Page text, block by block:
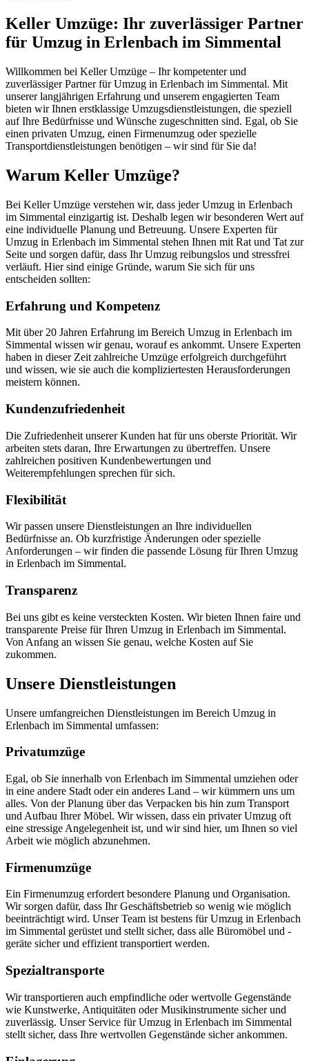
Keller Umzüge: Ihr zuverlässiger Partner
für Umzug in Erlenbach im Simmental
Willkommen bei Keller Umzüge – Ihr kompetenter und
zuverlässiger Partner für Umzug in Erlenbach im Simmental. Mit
unserer langjährigen Erfahrung und unserem engagierten Team
bieten wir Ihnen erstklassige Umzugsdienstleistungen, die speziell
auf Ihre Bedürfnisse und Wünsche zugeschnitten sind. Egal, ob Sie
einen privaten Umzug, einen Firmenumzug oder spezielle
Transportdienstleistungen benötigen – wir sind für Sie da!
Warum Keller Umzüge?
Bei Keller Umzüge verstehen wir, dass jeder Umzug in Erlenbach
im Simmental einzigartig ist. Deshalb legen wir besonderen Wert auf
eine individuelle Planung und Betreuung. Unsere Experten für
Umzug in Erlenbach im Simmental stehen Ihnen mit Rat und Tat zur
Seite und sorgen dafür, dass Ihr Umzug reibungslos und stressfrei
verläuft. Hier sind einige Gründe, warum Sie sich für uns
entscheiden sollten:
Erfahrung und Kompetenz
Mit über 20 Jahren Erfahrung im Bereich Umzug in Erlenbach im
Simmental wissen wir genau, worauf es ankommt. Unsere Experten
haben in dieser Zeit zahlreiche Umzüge erfolgreich durchgeführt
und wissen, wie sie auch die kompliziertesten Herausforderungen
meistern können.
Kundenzufriedenheit
Die Zufriedenheit unserer Kunden hat für uns oberste Priorität. Wir
arbeiten stets daran, Ihre Erwartungen zu übertreffen. Unsere
zahlreichen positiven Kundenbewertungen und
Weiterempfehlungen sprechen für sich.
Flexibilität
Wir passen unsere Dienstleistungen an Ihre individuellen
Bedürfnisse an. Ob kurzfristige Änderungen oder spezielle
Anforderungen – wir finden die passende Lösung für Ihren Umzug
in Erlenbach im Simmental.
Transparenz
Bei uns gibt es keine versteckten Kosten. Wir bieten Ihnen faire und
transparente Preise für Ihren Umzug in Erlenbach im Simmental.
Von Anfang an wissen Sie genau, welche Kosten auf Sie
zukommen.
Unsere Dienstleistungen
Unsere umfangreichen Dienstleistungen im Bereich Umzug in
Erlenbach im Simmental umfassen:
Privatumzüge
Egal, ob Sie innerhalb von Erlenbach im Simmental umziehen oder
in eine andere Stadt oder ein anderes Land – wir kümmern uns um
alles. Von der Planung über das Verpacken bis hin zum Transport
und Aufbau Ihrer Möbel. Wir wissen, dass ein privater Umzug oft
eine stressige Angelegenheit ist, und wir sind hier, um Ihnen so viel
Arbeit wie möglich abzunehmen.
Firmenumzüge
Ein Firmenumzug erfordert besondere Planung und Organisation.
Wir sorgen dafür, dass Ihr Geschäftsbetrieb so wenig wie möglich
beeinträchtigt wird. Unser Team ist bestens für Umzug in Erlenbach
im Simmental gerüstet und stellt sicher, dass alle Büromöbel und -
geräte sicher und effizient transportiert werden.
Spezialtransporte
Wir transportieren auch empfindliche oder wertvolle Gegenstände
wie Kunstwerke, Antiquitäten oder Musikinstrumente sicher und
zuverlässig. Unser Service für Umzug in Erlenbach im Simmental
stellt sicher, dass Ihre wertvollen Gegenstände sicher ankommen.